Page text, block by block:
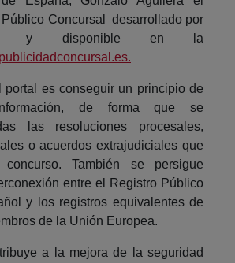
Concursal desarrollado por
y disponible en la
portal es conseguir un principio de
de forma que se
las resoluciones procesales,
o acuerdos extrajudiciales que
También se persigue
entre el Registro Público
y los registros equivalentes de
de la Unión Europea.
a la mejora de la seguridad